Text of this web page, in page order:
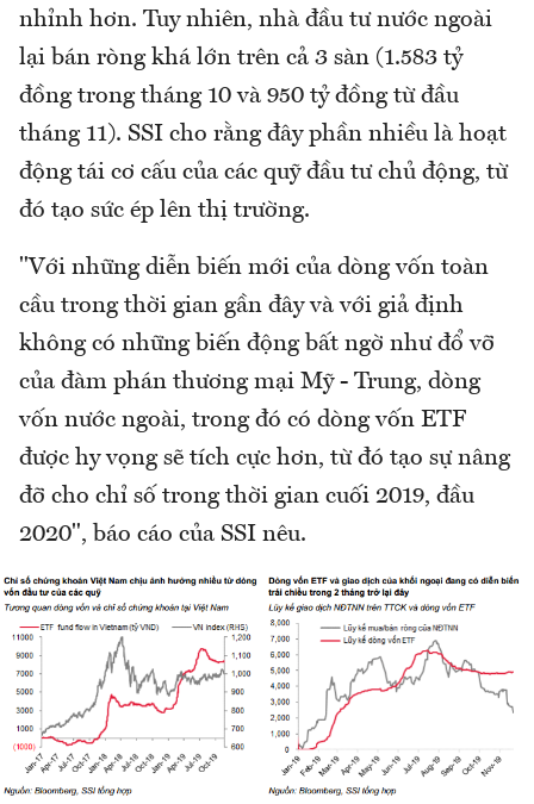
nhỉnh hơn. Tuy nhiên, nhà đầu tư nước ngoài
lại bán ròng khá lớn trên cả 3 sàn (1.583 tỷ
đồng trong tháng 10 và 950 tỷ đồng từ đầu
tháng 11). SSI cho rằng đây phần nhiều là hoạt
động tái cơ cấu của các quỹ đầu tư chủ động, từ
đó tạo sức ép lên thị trường.
"Với những diễn biến mới của dòng vốn toàn
cầu trong thời gian gần đây và với giả định
không có những biến động bất ngờ như đổ vỡ
của đàm phán thương mại Mỹ - Trung, dòng
vốn nước ngoài, trong đó có dòng vốn ETF
được hy vọng sẽ tích cực hơn, từ đó tạo sự nâng
đỡ cho chỉ số trong thời gian cuối 2019, đầu
2020", báo cáo của SSI nêu.